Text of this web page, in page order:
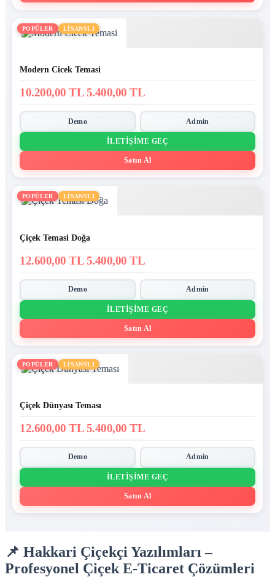
POPÜLER LİSANSLI
Modern Cicek Temasi
10.200,00 TL5.400,00 TL
Demo Admin
İLETIŞIME GEÇ
Satın Al
POPÜLER LİSANSLI
Çiçek Temasi Doğa
12.600,00 TL5.400,00 TL
Demo Admin
İLETIŞIME GEÇ
Satın Al
POPÜLER LİSANSLI
Çiçek Dünyası Teması
12.600,00 TL5.400,00 TL
Demo Admin
İLETIŞIME GEÇ
Satın Al
📌 Hakkari Çiçekçi Yazılımları –
Profesyonel Çiçek E-Ticaret Çözümleri